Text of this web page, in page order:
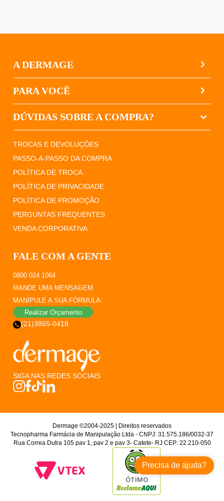
Precisa de ajuda?
A DERMAGE
PARA VOCÊ
DÚVIDAS SOBRE A COMPRA?
TROCAS E DEVOLUÇÕES
PASSO-A-PASSO DA COMPRA
POLÍTICA DE TROCA
POLÍTICA DE PRIVACIDADE
POLÍTICA DE PROMOÇÃO
PERGUNTAS FREQUENTES
VENDA CORPORATIVA
FALE COM A GENTE
0800 024 1064
MANDE UMA MENSAGEM
MANIPULE A SUA FÓRMULA:
Realizar Orçamento
(21)3865-0418
SIGA NAS REDES SOCIAIS
Dermage ©2004-2025 | Direitos reservados
Tecnopharma Farmácia de Manipulação Ltda - CNPJ: 31.575.186/0032-37
Rua Correa Dutra 105 pav 1, pav 2 e pav 3- Catete- RJ CEP: 22.210-050
ÓTIMO